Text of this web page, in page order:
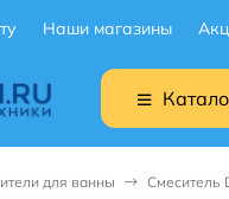
Наши магазины
для ванны Смеситель